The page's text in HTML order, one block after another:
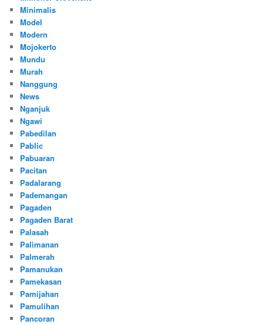
Minimalis
Model
Modern
Mojokerto
Mundu
Murah
Nanggung
News
Nganjuk
Ngawi
Pabedilan
Pablic
Pabuaran
Pacitan
Padalarang
Pademangan
Pagaden
Pagaden Barat
Palasah
Palimanan
Palmerah
Pamanukan
Pamekasan
Pamijahan
Pamulihan
Pancoran